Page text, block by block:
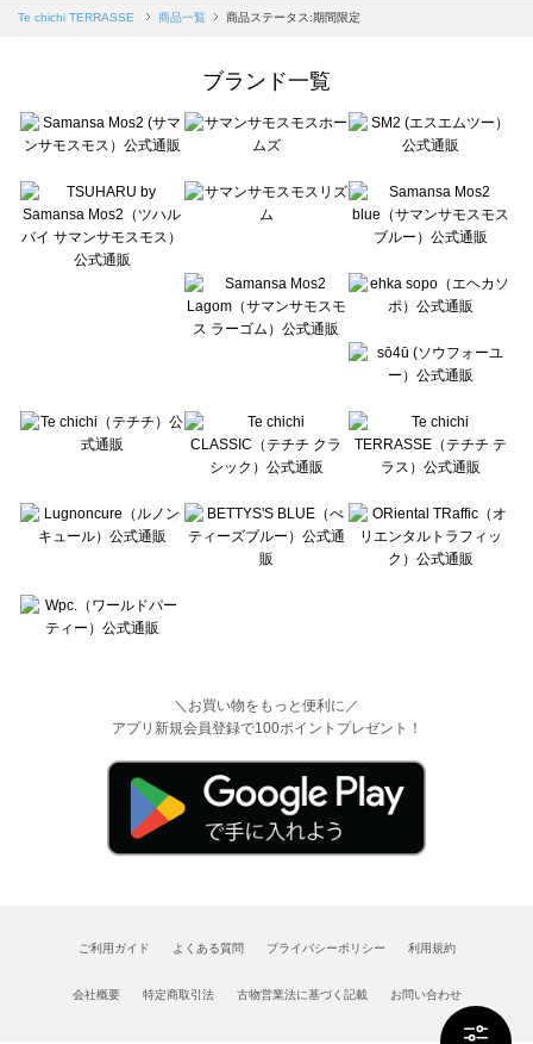
Samansa Mos2 blue（サマンサモスモス ブルー）の一覧
Te chichi（テチチ）の一覧
Te chichi CLASSIC（テチチ クラシック）の一覧
Lugnoncure（ルノンキュール）の一覧
BETTY'S BLUE（べティーズブルー）の一覧
Wpc.（ワールドパーティー）の一覧
Te chichi TERRASSE 商品一覧 商品ステータス:期間限定
ブランド一覧
＼お買い物をもっと便利に／
アプリ新規会員登録で100ポイントプレゼント！
ご利用ガイド よくある質問 プライバシーポリシー 利用規約
会社概要 特定商取引法 古物営業法に基づく記載 お問い合わせ